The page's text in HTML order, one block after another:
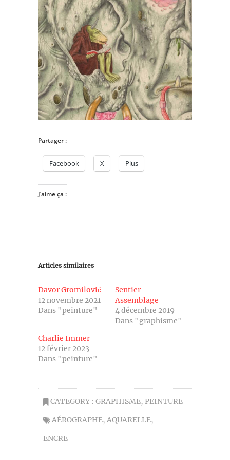
Partager :
Facebook X Plus
J’aime ça :
Articles similaires
Davor Gromilović
12 novembre 2021
Dans "peinture"
Sentier
Assemblage
4 décembre 2019
Dans "graphisme"
Charlie Immer
12 février 2023
Dans "peinture"
CATEGORY : GRAPHISME, PEINTURE
AÉROGRAPHE, AQUARELLE,
ENCRE